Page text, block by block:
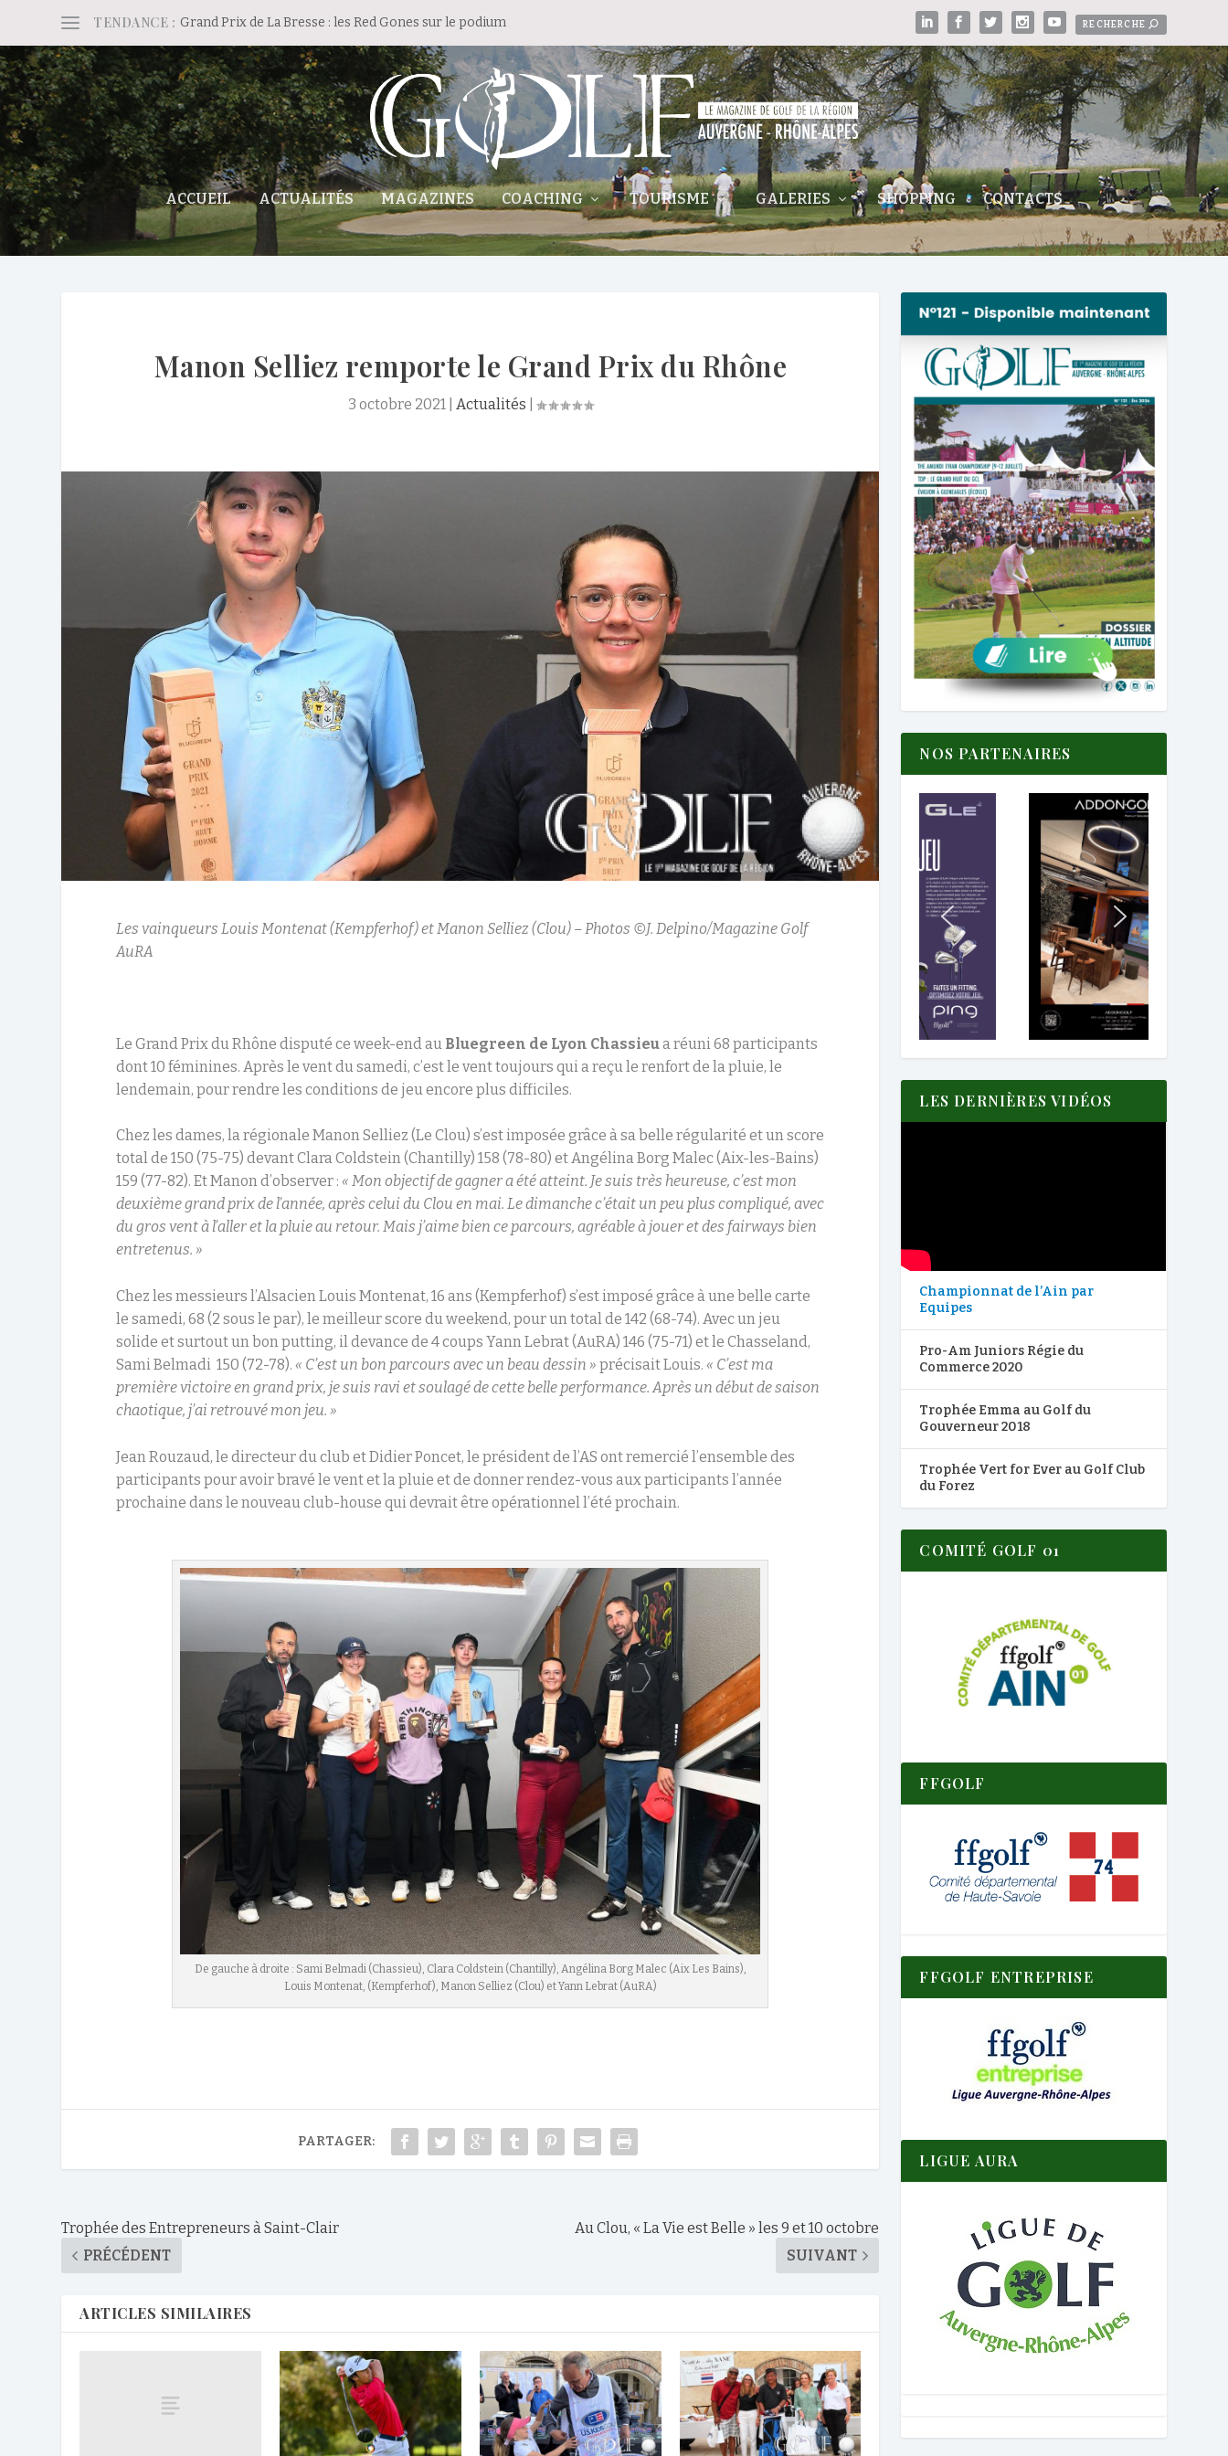
TENDANCE : Grand Prix de La Bresse : les Red Gones sur le podium
ACCUEIL ACTUALITÉS MAGAZINES COACHING TOURISME GALERIES SHOPPING CONTACTS
Manon Selliez remporte le Grand Prix du Rhône
3 octobre 2021| Actualités
Les vainqueurs Louis Montenat (Kempferhof) et Manon Selliez (Clou) – Photos ©J. Delpino/Magazine Golf
AuRA
Le Grand Prix du Rhône disputé ce week-end au Bluegreen de Lyon Chassieua réuni 68 participants
dont 10 féminines. Après le vent du samedi, c’est le vent toujours qui a reçu le renfort de la pluie, le
lendemain, pour rendre les conditions de jeu encore plus difficiles.
Chez les dames, la régionale Manon Selliez (Le Clou) s’est imposée grâce à sa belle régularité et un score
total de 150 (75-75) devant Clara Coldstein (Chantilly) 158 (78-80) et Angélina Borg Malec (Aix-les-Bains)
159 (77-82). Et Manon d’observer : « Mon objectif de gagner a été atteint. Je suis très heureuse, c’est mon
deuxième grand prix de l’année, après celui du Clou en mai. Le dimanche c’était un peu plus compliqué, avec
du gros vent à l’aller et la pluie au retour. Mais j’aime bien ce parcours, agréable à jouer et des fairways bien
entretenus. »
Chez les messieurs l’Alsacien Louis Montenat, 16 ans (Kempferhof) s’est imposé grâce à une belle carte
le samedi, 68 (2 sous le par), le meilleur score du weekend, pour un total de 142 (68-74). Avec un jeu
solide et surtout un bon putting, il devance de 4 coups Yann Lebrat (AuRA) 146 (75-71) et le Chasseland,
Sami Belmadi 150 (72-78). « C’est un bon parcours avec un beau dessin »précisait Louis. « C’est ma
première victoire en grand prix, je suis ravi et soulagé de cette belle performance. Après un début de saison
chaotique, j’ai retrouvé mon jeu. »
Jean Rouzaud, le directeur du club et Didier Poncet, le président de l’AS ont remercié l’ensemble des
participants pour avoir bravé le vent et la pluie et de donner rendez-vous aux participants l’année
prochaine dans le nouveau club-house qui devrait être opérationnel l’été prochain.
De gauche à droite : Sami Belmadi (Chassieu), Clara Coldstein (Chantilly), Angélina Borg Malec (Aix Les Bains),
Louis Montenat, (Kempferhof), Manon Selliez (Clou) et Yann Lebrat (AuRA)
PARTAGER:
Trophée des Entrepreneurs à Saint-Clair
PRÉCÉDENT
Au Clou, « La Vie est Belle » les 9 et 10 octobre
SUIVANT
ARTICLES SIMILAIRES
NOS PARTENAIRES
LES DERNIÈRES VIDÉOS
Championnat de l’Ain par
Equipes
Pro-Am Juniors Régie du
Commerce 2020
Trophée Emma au Golf du
Gouverneur 2018
Trophée Vert for Ever au Golf Club
du Forez
COMITÉ GOLF 01
FFGOLF
FFGOLF ENTREPRISE
LIGUE AURA